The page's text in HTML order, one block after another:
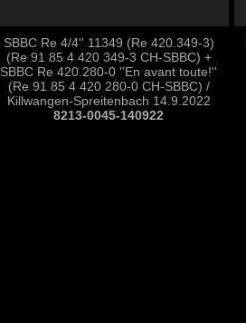
SBBC Re 4/4'' 11349 (Re 420.349-3)
(Re 91 85 4 420 349-3 CH-SBBC) +
SBBC Re 420.280-0 ''En avant toute!''
(Re 91 85 4 420 280-0 CH-SBBC) /
Killwangen-Spreitenbach 14.9.2022
8213-0045-140922